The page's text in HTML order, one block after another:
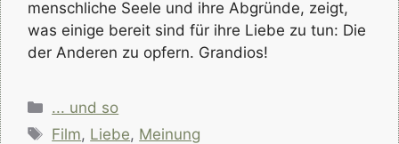
menschliche Seele und ihre Abgründe, zeigt,
was einige bereit sind für ihre Liebe zu tun: Die
der Anderen zu opfern. Grandios!
Kategorien
... und so
Schlagwörter
Film, Liebe, Meinung